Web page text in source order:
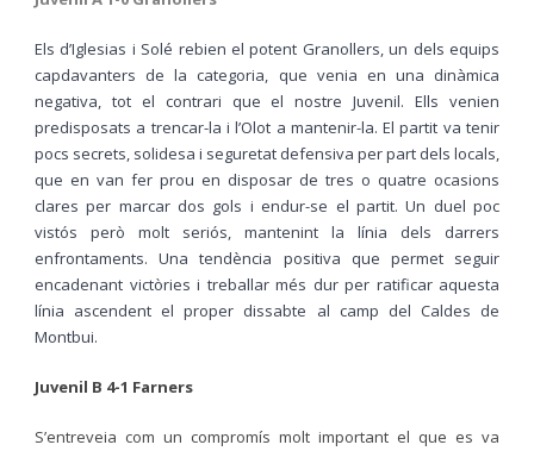
Els d’Iglesias i Solé rebien el potent Granollers, un dels equips
capdavanters de la categoria, que venia en una dinàmica
negativa, tot el contrari que el nostre Juvenil. Ells venien
predisposats a trencar-la i l’Olot a mantenir-la. El partit va tenir
pocs secrets, solidesa i seguretat defensiva per part dels locals,
que en van fer prou en disposar de tres o quatre ocasions
clares per marcar dos gols i endur-se el partit. Un duel poc
vistós però molt seriós, mantenint la línia dels darrers
enfrontaments. Una tendència positiva que permet seguir
encadenant victòries i treballar més dur per ratificar aquesta
línia ascendent el proper dissabte al camp del Caldes de
Montbui.
Juvenil B 4-1 Farners
S’entreveia com un compromís molt important el que es va